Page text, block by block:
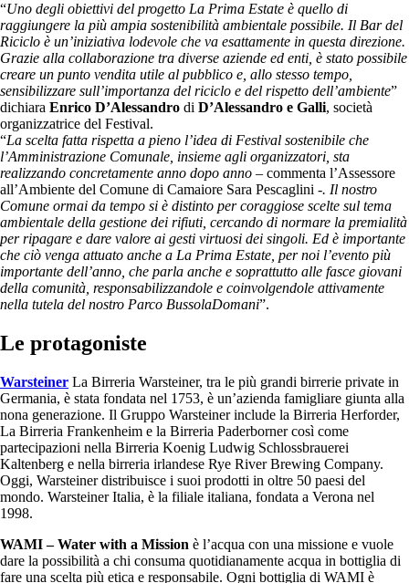
“Uno degli obiettivi del progetto La Prima Estate è quello di
raggiungere la più ampia sostenibilità ambientale possibile. Il Bar del
Riciclo è un’iniziativa lodevole che va esattamente in questa direzione.
Grazie alla collaborazione tra diverse aziende ed enti, è stato possibile
creare un punto vendita utile al pubblico e, allo stesso tempo,
sensibilizzare sull’importanza del riciclo e del rispetto dell’ambiente”
dichiara Enrico D’Alessandro di D’Alessandro e Galli, società
organizzatrice del Festival.
“La scelta fatta rispetta a pieno l’idea di Festival sostenibile che
l’Amministrazione Comunale, insieme agli organizzatori, sta
realizzando concretamente anno dopo anno – commenta l’Assessore
all’Ambiente del Comune di Camaiore Sara Pescaglini -. Il nostro
Comune ormai da tempo si è distinto per coraggiose scelte sul tema
ambientale della gestione dei rifiuti, cercando di normare la premialità
per ripagare e dare valore ai gesti virtuosi dei singoli. Ed è importante
che ciò venga attuato anche a La Prima Estate, per noi l’evento più
importante dell’anno, che parla anche e soprattutto alle fasce giovani
della comunità, responsabilizzandole e coinvolgendole attivamente
nella tutela del nostro Parco BussolaDomani”.
Le protagoniste
Warsteiner La Birreria Warsteiner, tra le più grandi birrerie private in
Germania, è stata fondata nel 1753, è un’azienda famigliare giunta alla
nona generazione. Il Gruppo Warsteiner include la Birreria Herforder,
La Birreria Frankenheim e la Birreria Paderborner così come
partecipazioni nella Birreria Koenig Ludwig Schlossbrauerei
Kaltenberg e nella birreria irlandese Rye River Brewing Company.
Oggi, Warsteiner distribuisce i suoi prodotti in oltre 50 paesi del
mondo. Warsteiner Italia, è la filiale italiana, fondata a Verona nel
1998.
WAMI – Water with a Mission è l’acqua con una missione e vuole
dare la possibilità a chi consuma quotidianamente acqua in bottiglia di
fare una scelta più etica e responsabile. Ogni bottiglia di WAMI è